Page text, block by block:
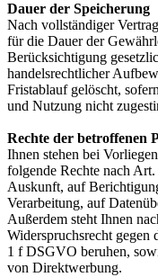
Dauer der Speicherung
Nach vollständiger
für die Dauer der
Berücksichtigung
handelsrechtlicher
Fristablauf gelöscht,
und Nutzung nicht
Rechte der betroffenen
Ihnen stehen bei
folgende Rechte nach
Auskunft, auf
Verarbeitung, auf
Außerdem steht Ihnen
Widerspruchsrecht gegen
1 f DSGVO beruhen,
von Direktwerbung.